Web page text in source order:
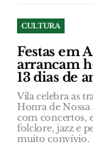
CULTURA
Festas em
arrancam
13 dias de
Vila celebra as
Honra de Nossa
com concertos,
folclore, jazz e
muito convívio.